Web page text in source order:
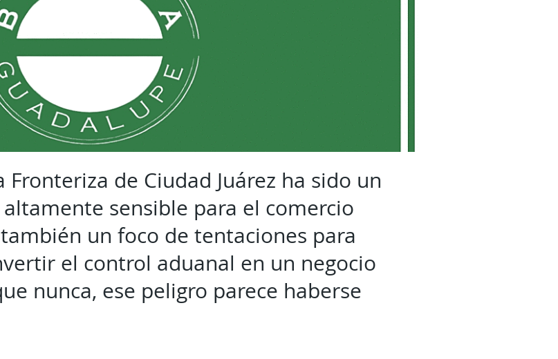
Fronteriza de Ciudad Juárez ha sido un
sensible para el comercio
un foco de tentaciones para
el control aduanal en un negocio
nunca, ese peligro parece haberse